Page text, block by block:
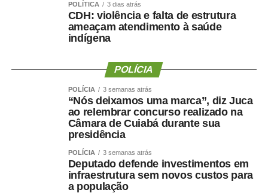
chegou a descartar a possibilidade de uma nova
“Martelo batido, prego batido e ponta virada”, disse na
Na mesma oportunidade, Maluf confirmou a aliança entre
Novo, PL e MDB e afirmou que as siglas haviam chegado
a um consenso para caminhar juntas nas eleições.
A escolha de Farina representa uma mudança de última
hora na chapa de Wellington, depois de semanas de
negociações envolvendo a vaga de vice. Antes de ser
indicado, Maluf havia desistido de uma pré-candidatura
POLÍTICA 3 dias atrás
CDH: violência e falta de estrutura
ameaçam atendimento à saúde
indígena
POLÍCIA
POLÍCIA 3 semanas atrás
“Nós deixamos uma marca”, diz Juca
ao relembrar concurso realizado na
Câmara de Cuiabá durante sua
presidência
POLÍCIA 3 semanas atrás
Deputado defende investimentos em
infraestrutura sem novos custos para
a população